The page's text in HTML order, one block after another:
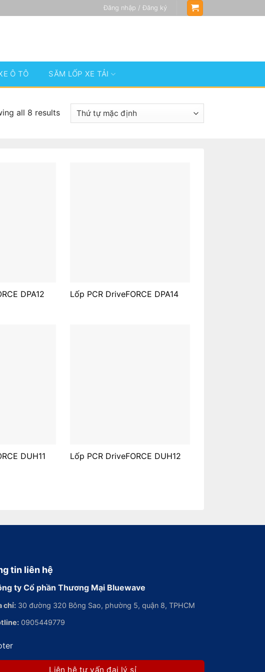
Đăng nhập / Đăng ký
Ô TÔ SĂM LỐP XE TẢI
all 8 results
DPA12 Lốp PCR DriveFORCE DPA14
DUH11 Lốp PCR DriveFORCE DUH12
tin liên hệ
ty Cổ phần Thương Mại Bluewave
chỉ: 30 đường 320 Bông Sao, phường 5, quận 8, TPHCM
0905449779
Liên hệ tư vấn đại lý sỉ